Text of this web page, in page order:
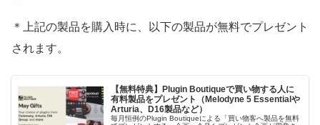
＊上記の製品を購入時に、以下の製品が無料でプレゼント
されます。
【無料特典】Plugin Boutiqueで買い物する人に
有料製品をプレゼント（Melodyne 5 Essentialや
Arturia、D16製品など）
毎月恒例のPlugin Boutiqueによる「買い物客へ製品を無料